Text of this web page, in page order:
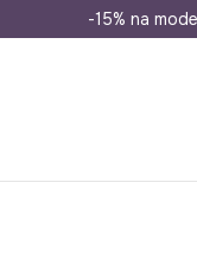
Wysyłka nawet
-15% na